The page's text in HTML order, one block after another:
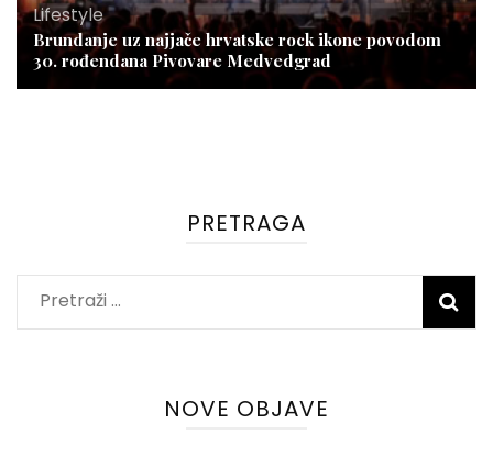
Lifestyle
Brundanje uz najjače hrvatske rock ikone povodom
30. rođendana Pivovare Medvedgrad
PRETRAGA
Pretraži:
NOVE OBJAVE